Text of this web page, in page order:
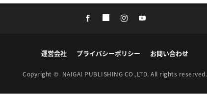
運営会社 プライバシーポリシー お問い合わせ
Copyright © NAIGAI PUBLISHING CO.,LTD. All rights reserved.